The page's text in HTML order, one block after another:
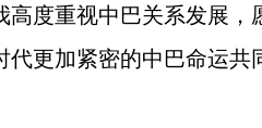
高度重视中巴关系发展
代更加紧密的中巴命运共